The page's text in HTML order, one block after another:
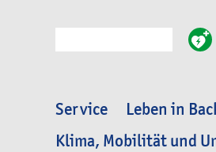
Service Leben in
Klima, Mobilität und